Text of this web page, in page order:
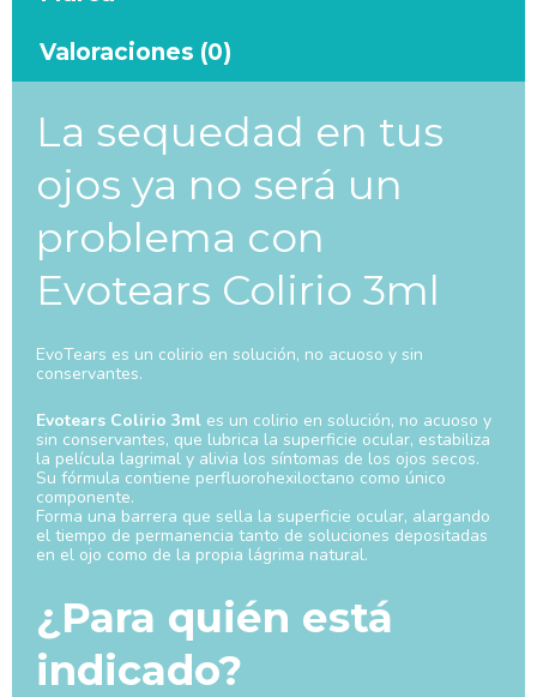
Valoraciones (0)
La sequedad en tus
ojos ya no será un
problema con
Evotears Colirio 3ml
EvoTears es un colirio en solución, no acuoso y sin
conservantes.
Evotears Colirio 3ml es un colirio en solución, no acuoso y
sin conservantes, que lubrica la superficie ocular, estabiliza
la película lagrimal y alivia los síntomas de los ojos secos.
Su fórmula contiene perfluorohexiloctano como único
componente.
Forma una barrera que sella la superficie ocular, alargando
el tiempo de permanencia tanto de soluciones depositadas
en el ojo como de la propia lágrima natural.
¿Para quién está
indicado?